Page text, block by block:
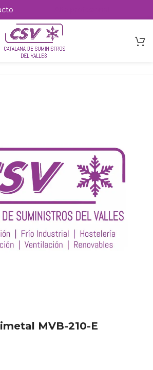
MVB-210-E